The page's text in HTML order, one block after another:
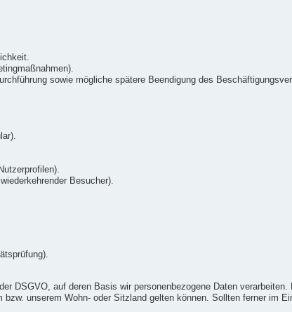
sowie mögliche spätere Beendigung des
Besucher).
DSGVO, auf deren Basis wir personenbezogene Daten
unserem Wohn- oder Sitzland gelten können. Sollten ferner im